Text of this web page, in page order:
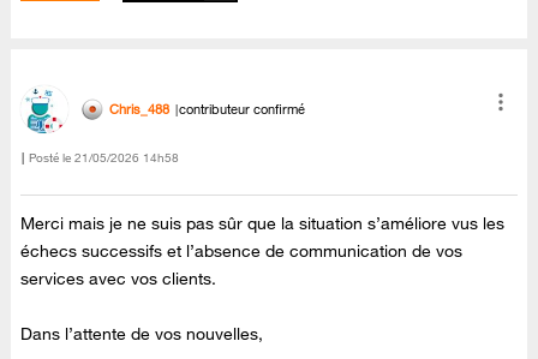
Chris_488 contributeur confirmé
Posté le ‎21/05/2026 14h58
Merci mais je ne suis pas sûr que la situation s’améliore vus les
échecs successifs et l’absence de communication de vos
services avec vos clients.
Dans l’attente de vos nouvelles,